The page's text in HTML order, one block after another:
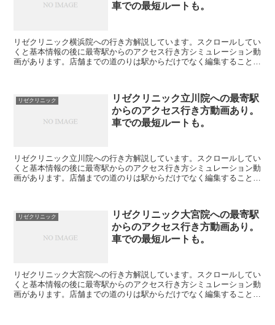
車での最短ルートも。
リゼクリニック横浜院への行き方解説しています。スクロールしてい
くと基本情報の後に最寄駅からのアクセス行き方シミュレーション動
画があります。店舗までの道のりは駅からだけでなく編集することで
リゼクリニック
リゼクリニック立川院への最寄駅
からのアクセス行き方動画あり。
車での最短ルートも。
リゼクリニック立川院への行き方解説しています。スクロールしてい
くと基本情報の後に最寄駅からのアクセス行き方シミュレーション動
画があります。店舗までの道のりは駅からだけでなく編集することで
リゼクリニック
リゼクリニック大宮院への最寄駅
からのアクセス行き方動画あり。
車での最短ルートも。
リゼクリニック大宮院への行き方解説しています。スクロールしてい
くと基本情報の後に最寄駅からのアクセス行き方シミュレーション動
画があります。店舗までの道のりは駅からだけでなく編集することで